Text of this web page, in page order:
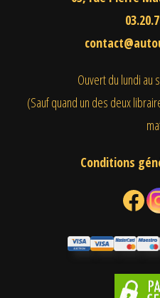
Ouvert du lundi au
(Sauf quand un des deux
Conditions
Facebook Instagram